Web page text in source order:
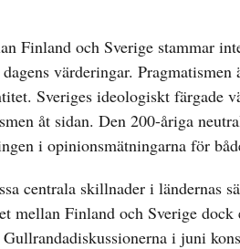
Finland och Sverige stammar
värderingar.
Sveriges ideologiskt färgade
åt sidan. Den 200-åriga
i opinionsmätningarna för
centrala skillnader i ländernas
mellan Finland och Sverige dock
i juni